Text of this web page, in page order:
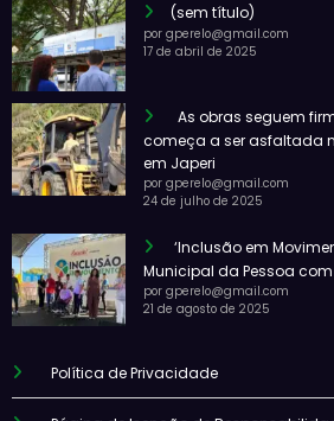
(sem título)
por gperelo@gmail.com
17 de abril de 2025
As obras seguem
começa a ser asfaltada
em Japeri
por gperelo@gmail.com
24 de julho de 2025
‘Inclusão em
Municipal da Pessoa
por gperelo@gmail.com
21 de agosto de 2025
Política de Privacidade